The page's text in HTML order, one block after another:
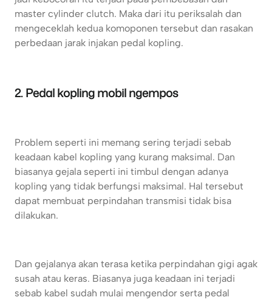
master cylinder clutch. Maka dari itu periksalah dan
mengeceklah kedua komoponen tersebut dan rasakan
perbedaan jarak injakan pedal kopling.
2. Pedal kopling mobil ngempos
Problem seperti ini memang sering terjadi sebab
keadaan kabel kopling yang kurang maksimal. Dan
biasanya gejala seperti ini timbul dengan adanya
kopling yang tidak berfungsi maksimal. Hal tersebut
dapat membuat perpindahan transmisi tidak bisa
dilakukan.
Dan gejalanya akan terasa ketika perpindahan gigi agak
susah atau keras. Biasanya juga keadaan ini terjadi
sebab kabel sudah mulai mengendor serta pedal